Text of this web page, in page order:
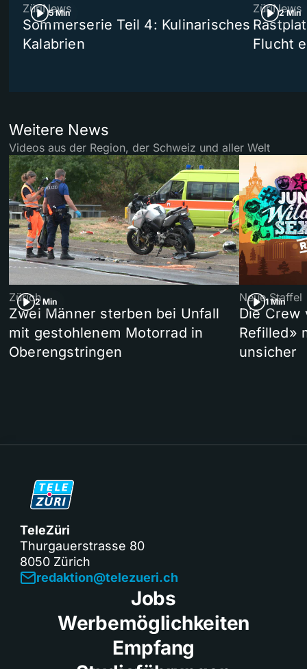
5 Min
ZüriNews
Sommerserie Teil 4: Kulinarisches
Kalabrien
2 Min
ZüriNews
Flucht
Weitere News
Videos aus der Region, der Schweiz und aller Welt
2 Min
Zürich
Zwei Männer sterben bei Unfall
mit gestohlenem Motorrad in
Oberengstringen
1 Min
Neue Staffel
Die Crew
Refilled»
unsicher
TeleZüri
Thurgauerstrasse 80
8050 Zürich
redaktion@telezueri.ch
Jobs
Werbemöglichkeiten
Empfang